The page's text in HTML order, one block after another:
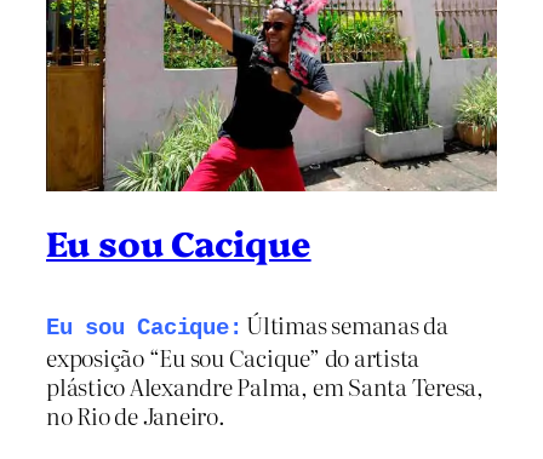
Eu sou Cacique
Eu sou Cacique: Últimas semanas da
exposição “Eu sou Cacique” do artista
plástico Alexandre Palma, em Santa Teresa,
no Rio de Janeiro.